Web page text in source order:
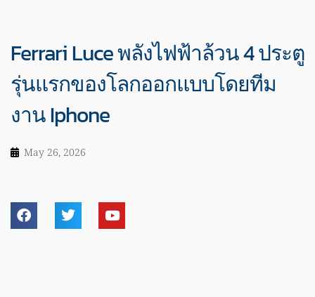
Ferrari Luce พลังไฟฟ้าล้วน 4 ประตู
รุ่นแรกของโลกออกแบบโดยทีม
งาน Iphone
May 26, 2026